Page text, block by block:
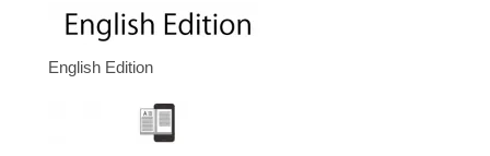
English Edition